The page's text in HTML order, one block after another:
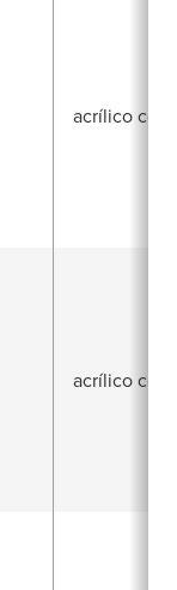
acrílico
acrílico